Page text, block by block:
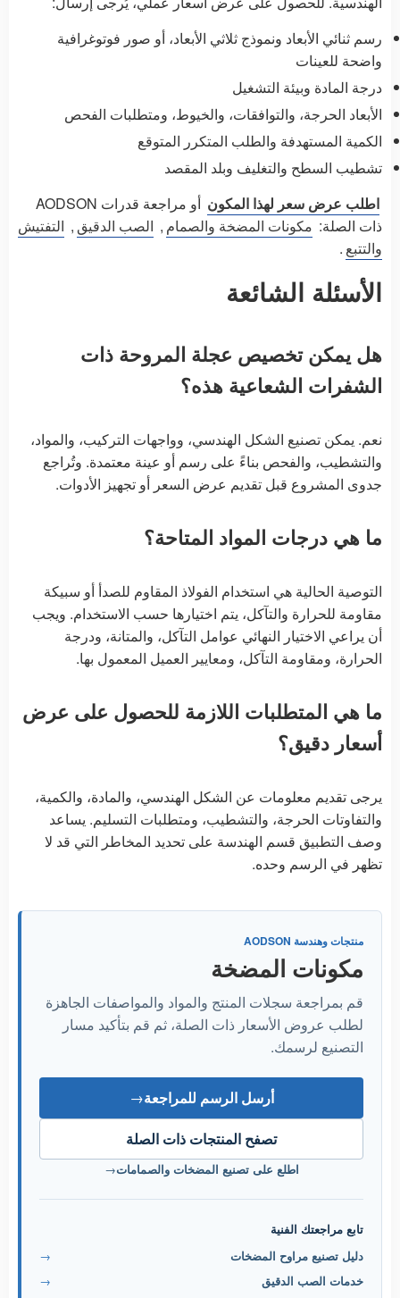
رسم ثنائي الأبعاد ونموذج ثلاثي الأبعاد، أو صور فوتوغرافية
واضحة للعينات
درجة المادة وبيئة التشغيل
الأبعاد الحرجة، والتوافقات، والخيوط، ومتطلبات الفحص
الكمية المستهدفة والطلب المتكرر المتوقع
تشطيب السطح والتغليف وبلد المقصد
اطلب عرض سعر لهذا المكون
أو مراجعة قدرات AODSON
ذات الصلة: مكونات المضخة والصمام , الصب الدقيق , التفتيش
والتتبع .
الأسئلة الشائعة
هل يمكن تخصيص عجلة المروحة ذات
الشفرات الشعاعية هذه؟
نعم. يمكن تصنيع الشكل الهندسي، وواجهات التركيب، والمواد،
والتشطيب، والفحص بناءً على رسم أو عينة معتمدة. وتُراجع
جدوى المشروع قبل تقديم عرض السعر أو تجهيز الأدوات.
ما هي درجات المواد المتاحة؟
التوصية الحالية هي استخدام الفولاذ المقاوم للصدأ أو سبيكة
مقاومة للحرارة والتآكل، يتم اختيارها حسب الاستخدام. ويجب
أن يراعي الاختيار النهائي عوامل التآكل، والمتانة، ودرجة
الحرارة، ومقاومة التآكل، ومعايير العميل المعمول بها.
ما هي المتطلبات اللازمة للحصول على عرض
أسعار دقيق؟
يرجى تقديم معلومات عن الشكل الهندسي، والمادة، والكمية،
والتفاوتات الحرجة، والتشطيب، ومتطلبات التسليم. يساعد
وصف التطبيق قسم الهندسة على تحديد المخاطر التي قد لا
تظهر في الرسم وحده.
منتجات وهندسة AODSON
مكونات المضخة
قم بمراجعة سجلات المنتج والمواد والمواصفات الجاهزة
لطلب عروض الأسعار ذات الصلة، ثم قم بتأكيد مسار
التصنيع لرسمك.
أرسل الرسم للمراجعة→
تصفح المنتجات ذات الصلة
اطلع على تصنيع المضخات والصمامات→
تابع مراجعتك الفنية
دليل تصنيع مراوح المضخات
→
خدمات الصب الدقيق
→